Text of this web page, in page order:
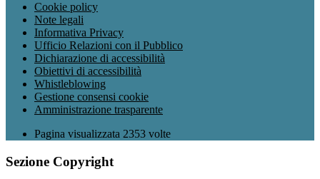
Cookie policy
Note legali
Informativa Privacy
Ufficio Relazioni con il Pubblico
Dichiarazione di accessibilità
Obiettivi di accessibilità
Whistleblowing
Gestione consensi cookie
Amministrazione trasparente
Pagina visualizzata 2353 volte
Sezione Copyright